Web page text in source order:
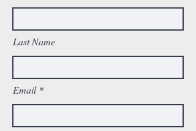
Last Name
Email